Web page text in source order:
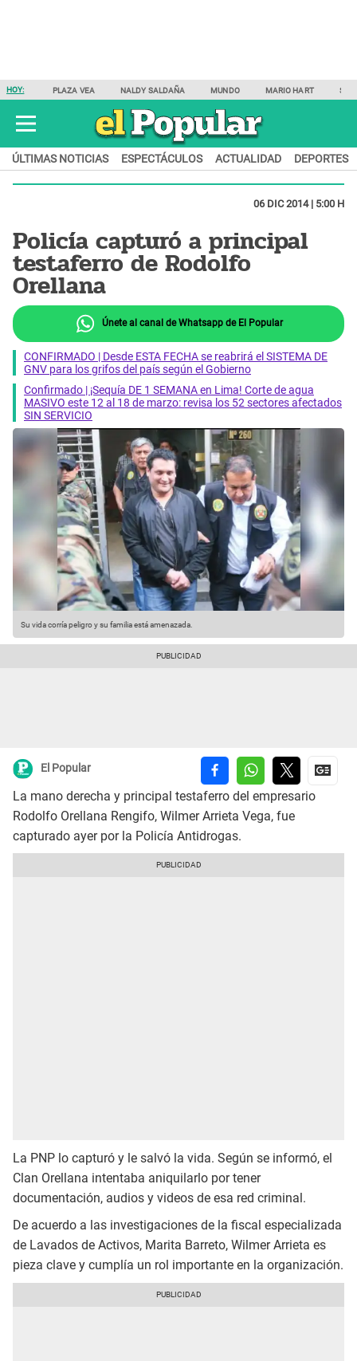
HOY: PLAZA VEA NALDY SALDAÑA MUNDO MARIO HART
ÚLTIMAS NOTICIAS ESPECTÁCULOS ACTUALIDAD DEPORTES
06 DIC 2014 | 5:00 H
Policía capturó a principal
testaferro de Rodolfo
Orellana
Únete al canal de Whatsapp de El Popular
CONFIRMADO | Desde ESTA FECHA se reabrirá el SISTEMA DE
GNV para los grifos del país según el Gobierno
Confirmado | ¡Sequía DE 1 SEMANA en Lima! Corte de agua
MASIVO este 12 al 18 de marzo: revisa los 52 sectores afectados
SIN SERVICIO
Su vida corría peligro y su familia está amenazada.
El Popular
La mano derecha y principal testaferro del empresario
Rodolfo Orellana Rengifo, Wilmer Arrieta Vega, fue
capturado ayer por la Policía Antidrogas.
La PNP lo capturó y le salvó la vida. Según se informó, el
Clan Orellana intentaba aniquilarlo por tener
documentación, audios y videos de esa red criminal.
De acuerdo a las investigaciones de la fiscal especializada
de Lavados de Activos, Marita Barreto, Wilmer Arrieta es
pieza clave y cumplía un rol importante en la organización.